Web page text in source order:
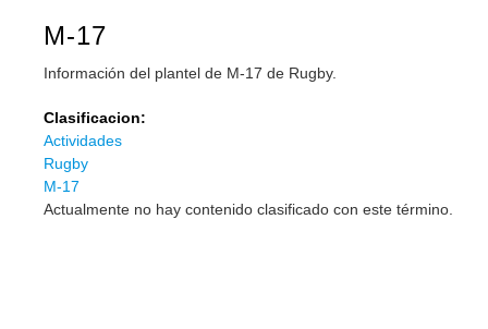
M-17
Información del plantel de M-17 de Rugby.
Clasificacion:
Actividades
Rugby
M-17
Actualmente no hay contenido clasificado con este término.